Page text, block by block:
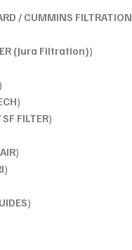
/ CUMMINS FILTRATION
(Jura Filtration))
)
)
FILTER)
)
)
)